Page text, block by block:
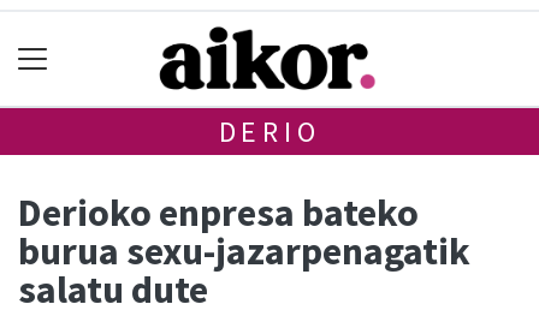
DERIO
Derioko enpresa bateko
burua sexu-jazarpenagatik
salatu dute